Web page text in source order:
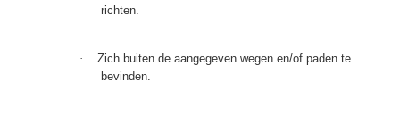
richten.
·
Zich buiten de aangegeven wegen en/of paden te
bevinden.